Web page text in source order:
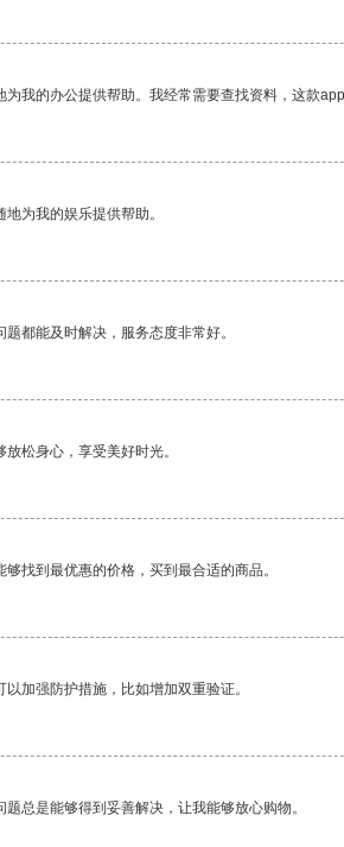
我的办公提供帮助。我经常需要查找资料，这款
为我的娱乐提供帮助。
都能及时解决，服务态度非常好。
松身心，享受美好时光。
找到最优惠的价格，买到最合适的商品。
加强防护措施，比如增加双重验证。
总是能够得到妥善解决，让我能够放心购物。